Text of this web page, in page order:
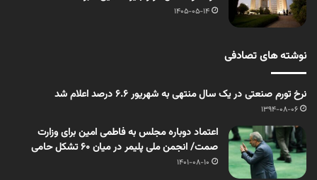
1405-05-14
نوشته های تصادفی
نرخ تورم صنعتی در یک سال منتهی به شهریور ۶.۶ درصد اعلام شد
1394-08-06
اعتماد دوباره مجلس به فاطمی امین برای وزارت
صمت/ انجمن ملی پلیمر در میان 60 تشکل حامی
1401-08-10